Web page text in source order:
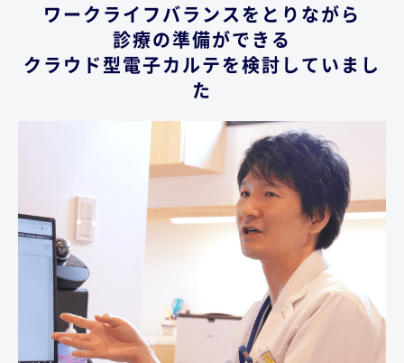
ワークライフバランスをとりながら
診療の準備ができる
クラウド型電子カルテを検討していまし
た